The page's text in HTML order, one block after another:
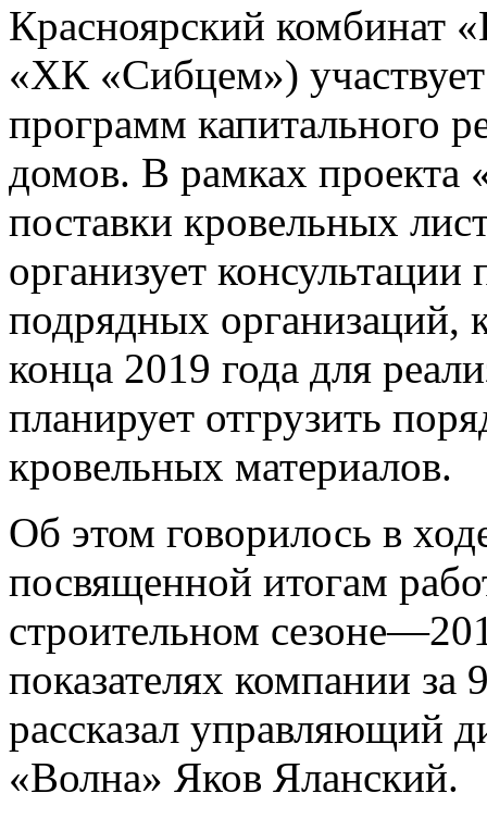
Красноярский комбинат
«ХК «Сибцем»)
программ капитального
домов. В рамках проекта
поставки кровельных
организует
подрядных организаций,
конца 2019 года для
планирует отгрузить
кровельных материалов.
Об этом говорилось в
посвященной итогам
строительном
показателях компании за
рассказал управляющий
«Волна» Яков Яланский.